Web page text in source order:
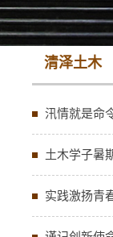
清泽土木
汛情就是命
土木学子暑
实践激扬青